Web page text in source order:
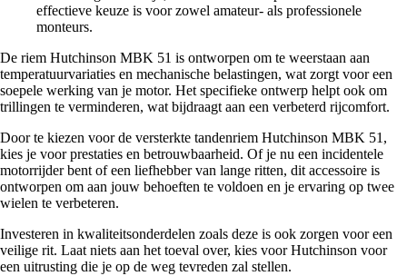
effectieve keuze is voor zowel amateur- als professionele
monteurs.
De riem Hutchinson MBK 51 is ontworpen om te weerstaan aan
temperatuurvariaties en mechanische belastingen, wat zorgt voor een
soepele werking van je motor. Het specifieke ontwerp helpt ook om
trillingen te verminderen, wat bijdraagt aan een verbeterd rijcomfort.
Door te kiezen voor de versterkte tandenriem Hutchinson MBK 51,
kies je voor prestaties en betrouwbaarheid. Of je nu een incidentele
motorrijder bent of een liefhebber van lange ritten, dit accessoire is
ontworpen om aan jouw behoeften te voldoen en je ervaring op twee
wielen te verbeteren.
Investeren in kwaliteitsonderdelen zoals deze is ook zorgen voor een
veilige rit. Laat niets aan het toeval over, kies voor Hutchinson voor
een uitrusting die je op de weg tevreden zal stellen.